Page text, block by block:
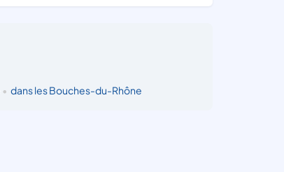
• dans les Bouches-du-Rhône